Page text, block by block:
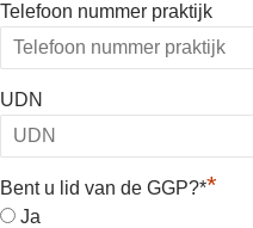
Telefoon nummer praktijk
UDN
Bent u lid van de GGP?**
Ja